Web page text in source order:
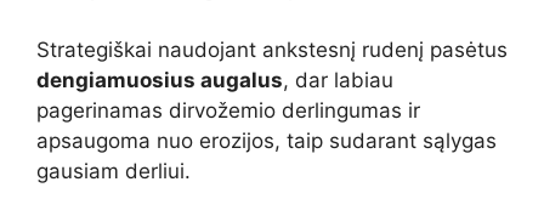
Strategiškai naudojant ankstesnį rudenį pasėtus
dengiamuosius augalus, dar labiau
pagerinamas dirvožemio derlingumas ir
apsaugoma nuo erozijos, taip sudarant sąlygas
gausiam derliui.